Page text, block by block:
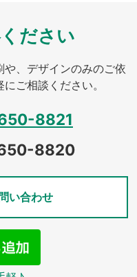
ださい
、デザインのみのご依
ご相談ください。
8821
8820
い合わせ